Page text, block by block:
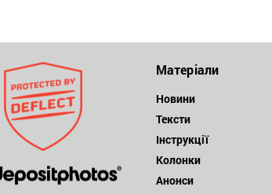
Матеріали
Новини
Тексти
Інструкції
Колонки
Анонси